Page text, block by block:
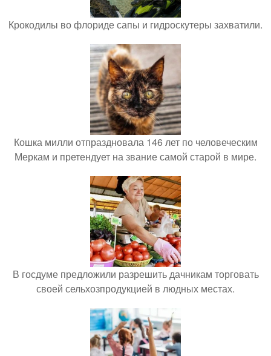
Крокодилы во флориде сапы и гидроскутеры захватили.
Кошка милли отпраздновала 146 лет по человеческим
Меркам и претендует на звание самой старой в мире.
В госдуме предложили разрешить дачникам торговать
своей сельхозпродукцией в людных местах.